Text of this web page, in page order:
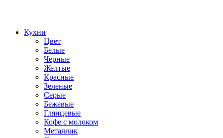
Кухни
Цвет
Белые
Черные
Желтые
Красные
Зеленые
Серые
Бежевые
Глянцевые
Кофе с молоком
Металлик